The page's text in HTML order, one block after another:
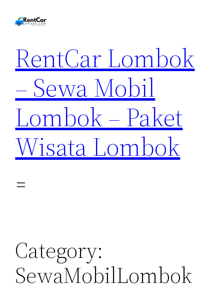
RentCar Lombok
– Sewa Mobil
Lombok – Paket
Wisata Lombok
Category:
SewaMobilLombok